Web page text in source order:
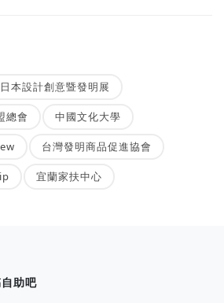
本設計創意暨發明展
總會 中國文化大學
台灣發明商品促進協會
宜蘭家扶中心
助吧